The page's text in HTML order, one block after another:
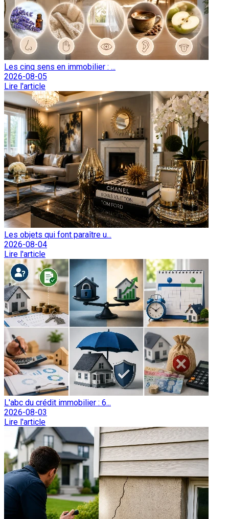
Les cinq sens en immobilier : ...
2026-08-05
Lire l'article
Les objets qui font paraître u...
2026-08-04
Lire l'article
L'abc du crédit immobilier : 6...
2026-08-03
Lire l'article